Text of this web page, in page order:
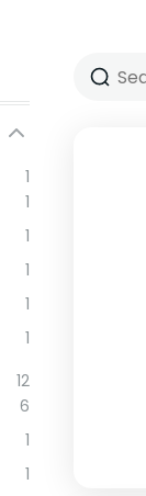
1
1
1
1
1
1
12
6
1
1